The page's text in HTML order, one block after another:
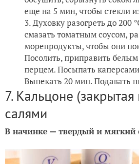
еще на 5 мин, чтобы стекли
Духовку разогреть до 200
смазать томатным соусом,
морепродукты, чтобы они
Посолить, приправить
перцем. Посыпать
Выпекать 20 мин. Подавать
7. Кальцоне
салями
В начинке — твердый и мягкий